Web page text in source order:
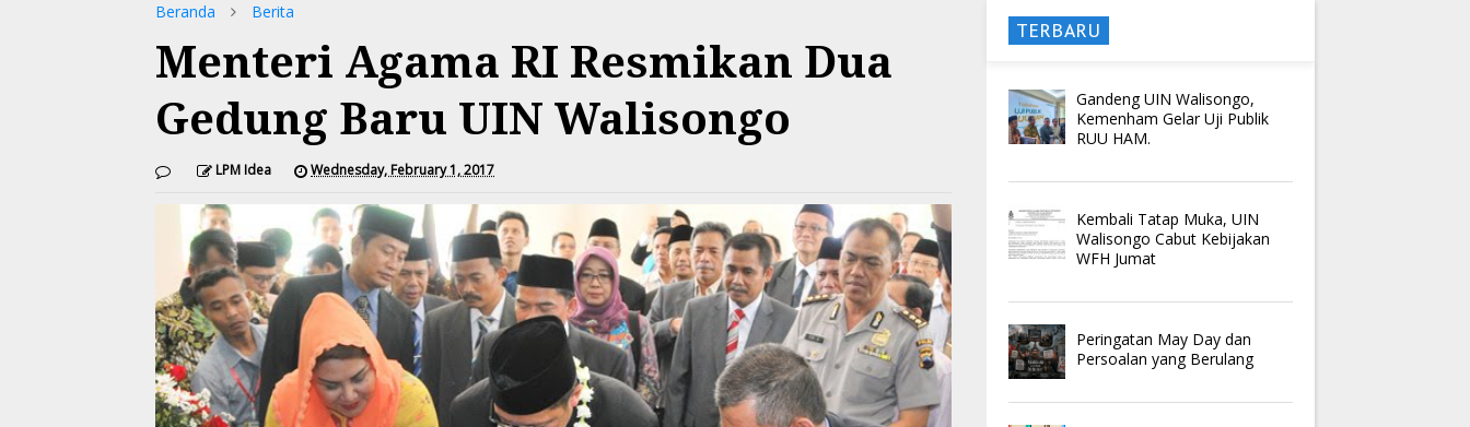
Beranda Berita
Menteri Agama RI Resmikan Dua
Gedung Baru UIN Walisongo
LPM Idea Wednesday, February 1, 2017
TERBARU
Gandeng UIN Walisongo,
Kemenham Gelar Uji Publik
RUU HAM.
Kembali Tatap Muka, UIN
Walisongo Cabut Kebijakan
WFH Jumat
Peringatan May Day dan
Persoalan yang Berulang